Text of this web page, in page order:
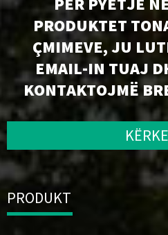
PRODUKTET
ÇMIMEVE, JU
EMAIL-IN TUAJ
KONTAKTOJMË
PRODUKT